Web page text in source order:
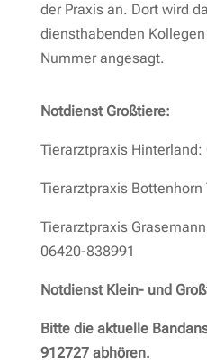
der Praxis an. Dort wird
diensthabenden
Nummer angesagt.
Notdienst Großtiere:
Tierarztpraxis
Tierarztpraxis
Tierarztpraxis
06420-838991
Notdienst Klein- und
Bitte die aktuelle
912727 abhören.